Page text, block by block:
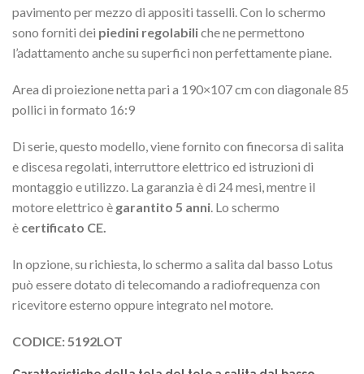
pavimento per mezzo di appositi tasselli. Con lo schermo
sono forniti dei piedini regolabiliche ne permettono
l’adattamento anche su superfici non perfettamente piane.
Area di proiezione netta pari a 190×107 cm con diagonale 85
pollici in formato 16:9
Di serie, questo modello, viene fornito con finecorsa di salita
e discesa regolati, interruttore elettrico ed istruzioni di
montaggio e utilizzo. La garanzia è di 24 mesi, mentre il
motore elettrico è garantito 5 anni . Lo schermo
è certificato CE.
In opzione, su richiesta, lo schermo a salita dal basso Lotus
può essere dotato di telecomando a radiofrequenza con
ricevitore esterno oppure integrato nel motore.
CODICE: 5192LOT